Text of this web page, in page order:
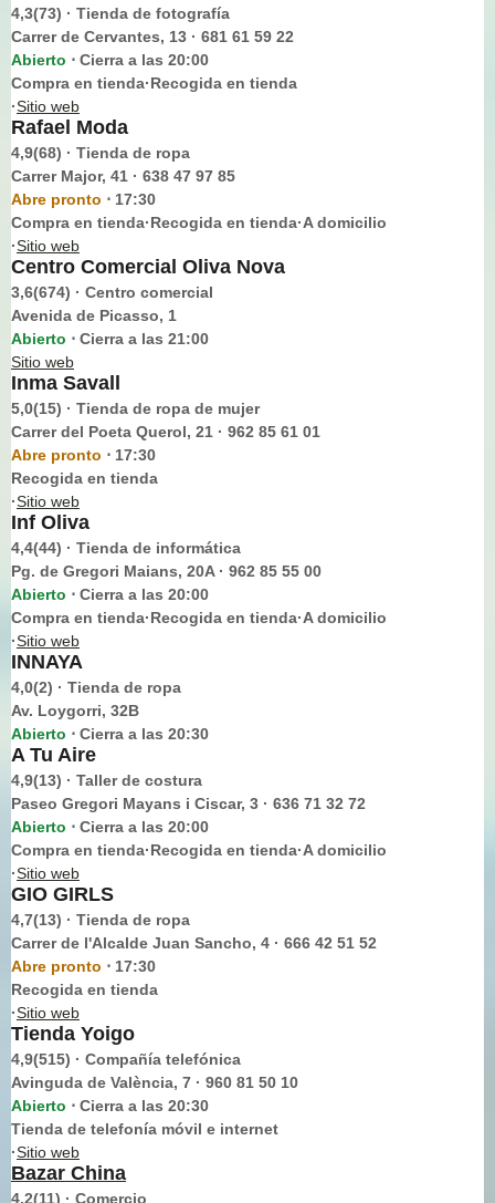
4,3(73) · Tienda de fotografía
Carrer de Cervantes, 13 · 681 61 59 22
Abierto ⋅ Cierra a las 20:00
Compra en tienda·Recogida en tienda
·Sitio web
Rafael Moda
4,9(68) · Tienda de ropa
Carrer Major, 41 · 638 47 97 85
Abre pronto ⋅ 17:30
Compra en tienda·Recogida en tienda·A domicilio
·Sitio web
Centro Comercial Oliva Nova
3,6(674) · Centro comercial
Avenida de Picasso, 1
Abierto ⋅ Cierra a las 21:00
Sitio web
Inma Savall
5,0(15) · Tienda de ropa de mujer
Carrer del Poeta Querol, 21 · 962 85 61 01
Abre pronto ⋅ 17:30
Recogida en tienda
·Sitio web
Inf Oliva
4,4(44) · Tienda de informática
Pg. de Gregori Maians, 20A · 962 85 55 00
Abierto ⋅ Cierra a las 20:00
Compra en tienda·Recogida en tienda·A domicilio
·Sitio web
INNAYA
4,0(2) · Tienda de ropa
Av. Loygorri, 32B
Abierto ⋅ Cierra a las 20:30
A Tu Aire
4,9(13) · Taller de costura
Paseo Gregori Mayans i Ciscar, 3 · 636 71 32 72
Abierto ⋅ Cierra a las 20:00
Compra en tienda·Recogida en tienda·A domicilio
·Sitio web
GIO GIRLS
4,7(13) · Tienda de ropa
Carrer de l'Alcalde Juan Sancho, 4 · 666 42 51 52
Abre pronto ⋅ 17:30
Recogida en tienda
·Sitio web
Tienda Yoigo
4,9(515) · Compañía telefónica
Avinguda de València, 7 · 960 81 50 10
Abierto ⋅ Cierra a las 20:30
Tienda de telefonía móvil e internet
·Sitio web
Bazar China
4,2(11) · Comercio